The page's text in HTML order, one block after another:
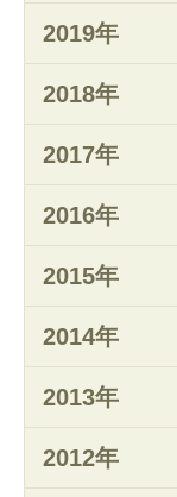
2019年
2018年
2017年
2016年
2015年
2014年
2013年
2012年